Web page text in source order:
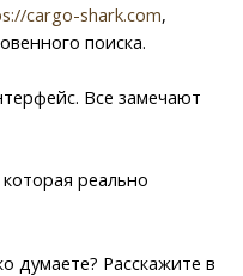
cargo-shark.com,
поиска.
Все замечают
реально
думаете? Расскажите в